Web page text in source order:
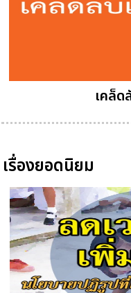
เคล็ด
เรื่องยอดนิยม